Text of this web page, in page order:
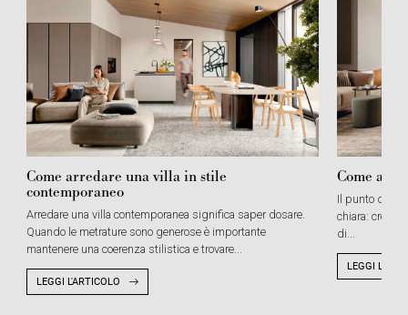
Come arredare una villa in stile
contemporaneo
Arredare una villa contemporanea significa saper dosare.
Quando le metrature sono generose è importante
mantenere una coerenza stilistica e trovare...
LEGGI L'ARTICOLO
Come
Il punto di
chiara: creare
di...
LEGGI